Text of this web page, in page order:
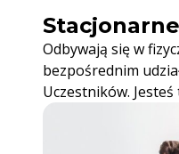
Stacjonarne
Odbywają się w
bezpośrednim
Uczestników.